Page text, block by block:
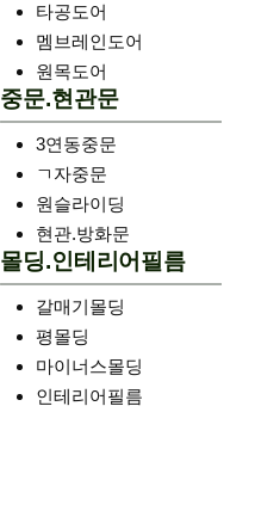
타공도어
멤브레인도어
원목도어
중문.현관문
3연동중문
ㄱ자중문
원슬라이딩
현관.방화문
몰딩.인테리어필름
갈매기몰딩
평몰딩
마이너스몰딩
인테리어필름